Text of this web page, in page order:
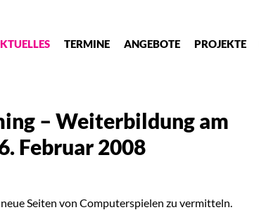
TERMINE ANGEBOTE PROJEKTE
– Weiterbildung am
Februar 2008
Seiten von Computerspielen zu vermitteln.